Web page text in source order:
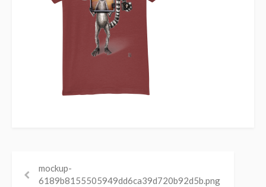
mockup-
6189b8155505949dd6ca39d720b92d5b.png